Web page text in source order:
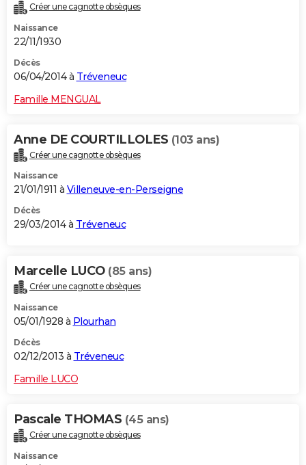
Créer une cagnotte obsèques
Naissance
22/11/1930
Décès
06/04/2014 à Tréveneuc
Famille MENGUAL
Anne DE COURTILLOLES (103 ans)
Créer une cagnotte obsèques
Naissance
21/01/1911 à Villeneuve-en-Perseigne
Décès
29/03/2014 à Tréveneuc
Marcelle LUCO (85 ans)
Créer une cagnotte obsèques
Naissance
05/01/1928 à Plourhan
Décès
02/12/2013 à Tréveneuc
Famille LUCO
Pascale THOMAS (45 ans)
Créer une cagnotte obsèques
Naissance